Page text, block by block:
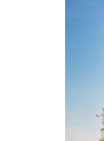
eSIMをイン
データプラ
安定したイ
ローミング費
24時間年中
簡単なイン